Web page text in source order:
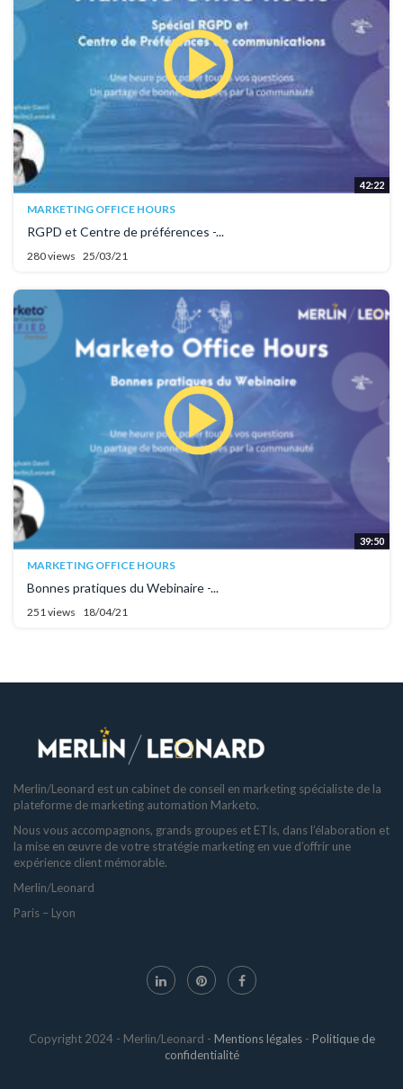
42:22
MARKETING OFFICE HOURS
RGPD et Centre de préférences -...
280 views 25/03/21
39:50
MARKETING OFFICE HOURS
Bonnes pratiques du Webinaire -...
251 views 18/04/21
Merlin/Leonard est un cabinet de conseil en marketing spécialiste de la
plateforme de marketing automation Marketo.
Nous vous accompagnons, grands groupes et ETIs, dans l’élaboration et
la mise en œuvre de votre stratégie marketing en vue d’offrir une
expérience client mémorable.
Merlin/Leonard
Paris – Lyon
Copyright 2024 - Merlin/Leonard - Mentions légales- Politique de
confidentialité